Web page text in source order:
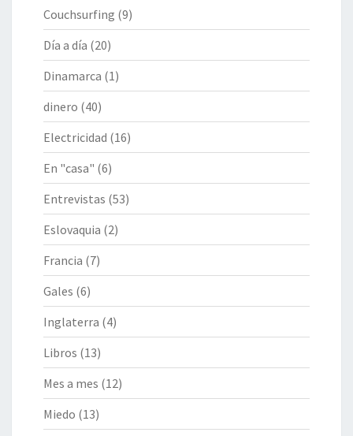
Couchsurfing (9)
Día a día (20)
Dinamarca (1)
dinero (40)
Electricidad (16)
En "casa" (6)
Entrevistas (53)
Eslovaquia (2)
Francia (7)
Gales (6)
Inglaterra (4)
Libros (13)
Mes a mes (12)
Miedo (13)